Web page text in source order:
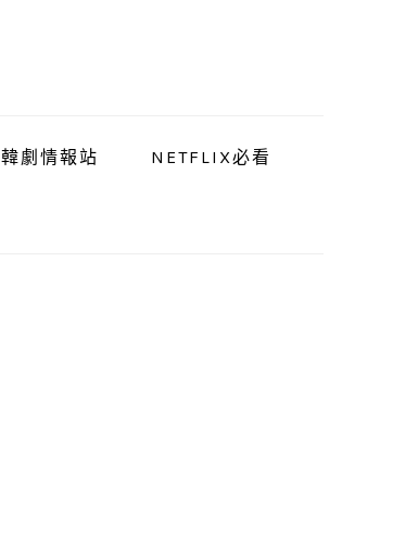
韓劇情報站 NETFLIX必看